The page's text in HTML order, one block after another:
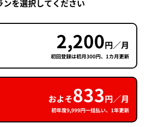
ンを選択してください
2,200円／月
初回登録は初月300円、1カ月更新
およそ833円／月
初年度9,999円一括払い、1年更新